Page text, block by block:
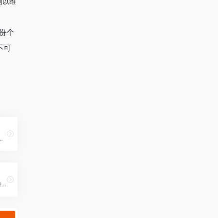
个
可
视频、照片、Reels、故事
HelloTik.app 无需登录支持Tiktok无水印下载、Instagram无水印下载、Rednote无水印下载、批量无水印保存